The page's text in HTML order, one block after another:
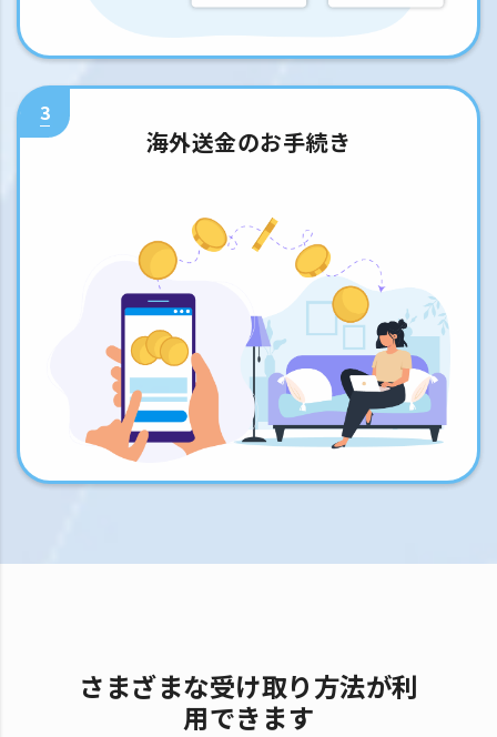
3
海外送金のお手続き
さまざまな受け取り方法が利
用できます